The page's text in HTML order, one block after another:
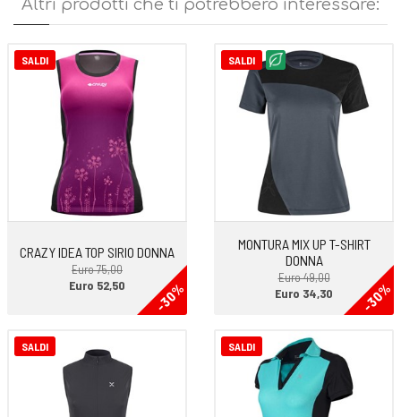
Altri prodotti che ti potrebbero interessare:
SALDI
CRAZY IDEA TOP SIRIO DONNA
Euro 75,00
-30%
Euro 52,50
SALDI
MONTURA MIX UP T-SHIRT
DONNA
Euro 49,00
-30%
Euro 34,30
SALDI SALDI